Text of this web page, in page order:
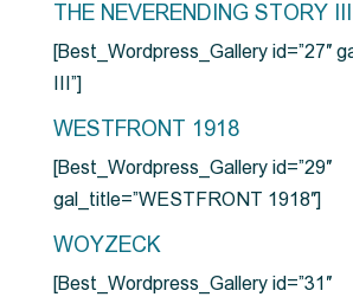
THE NEVERENDING STORY III
[Best_Wordpress_Gallery id=”27″
III”]
WESTFRONT 1918
[Best_Wordpress_Gallery id=”29″
gal_title=”WESTFRONT 1918″]
WOYZECK
[Best_Wordpress_Gallery id=”31″